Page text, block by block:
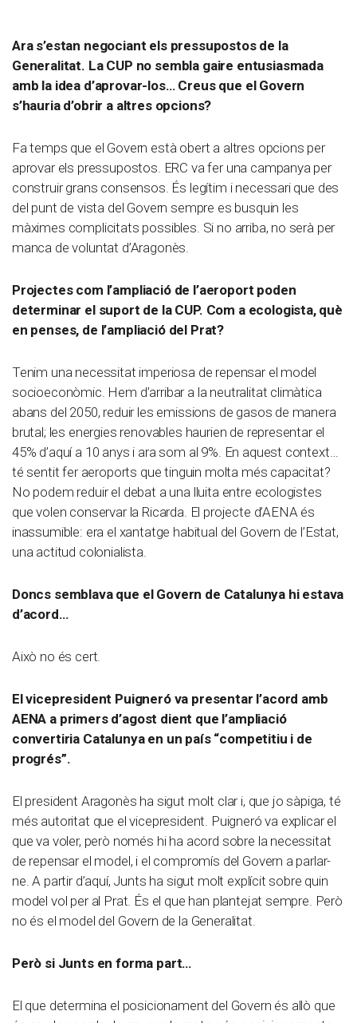
Ara s’estan negociant els pressupostos de la
Generalitat. La CUP no sembla gaire entusiasmada
amb la idea d’aprovar-los… Creus que el Govern
s’hauria d’obrir a altres opcions?
Fa temps que el Govern està obert a altres opcions per
aprovar els pressupostos. ERC va fer una campanya per
construir grans consensos. És legítim i necessari que des
del punt de vista del Govern sempre es busquin les
màximes complicitats possibles. Si no arriba, no serà per
manca de voluntat d’Aragonès.
Projectes com l’ampliació de l’aeroport poden
determinar el suport de la CUP. Com a ecologista, què
en penses, de l’ampliació del Prat?
Tenim una necessitat imperiosa de repensar el model
socioeconòmic. Hem d’arribar a la neutralitat climàtica
abans del 2050, reduir les emissions de gasos de manera
brutal; les energies renovables haurien de representar el
45% d’aquí a 10 anys i ara som al 9%. En aquest context…
té sentit fer aeroports que tinguin molta més capacitat?
No podem reduir el debat a una lluita entre ecologistes
que volen conservar la Ricarda. El projecte d’AENA és
inassumible: era el xantatge habitual del Govern de l’Estat,
una actitud colonialista.
Doncs semblava que el Govern de Catalunya hi estava
d’acord…
Això no és cert.
El vicepresident Puigneró va presentar l’acord amb
AENA a primers d’agost dient que l’ampliació
convertiria Catalunya en un país “competitiu i de
progrés”.
El president Aragonès ha sigut molt clar i, que jo sàpiga, té
més autoritat que el vicepresident. Puigneró va explicar el
que va voler, però només hi ha acord sobre la necessitat
de repensar el model, i el compromís del Govern a parlar-
ne. A partir d’aquí, Junts ha sigut molt explícit sobre quin
model vol per al Prat. És el que han plantejat sempre. Però
no és el model del Govern de la Generalitat.
Però si Junts en forma part…
El que determina el posicionament del Govern és allò que